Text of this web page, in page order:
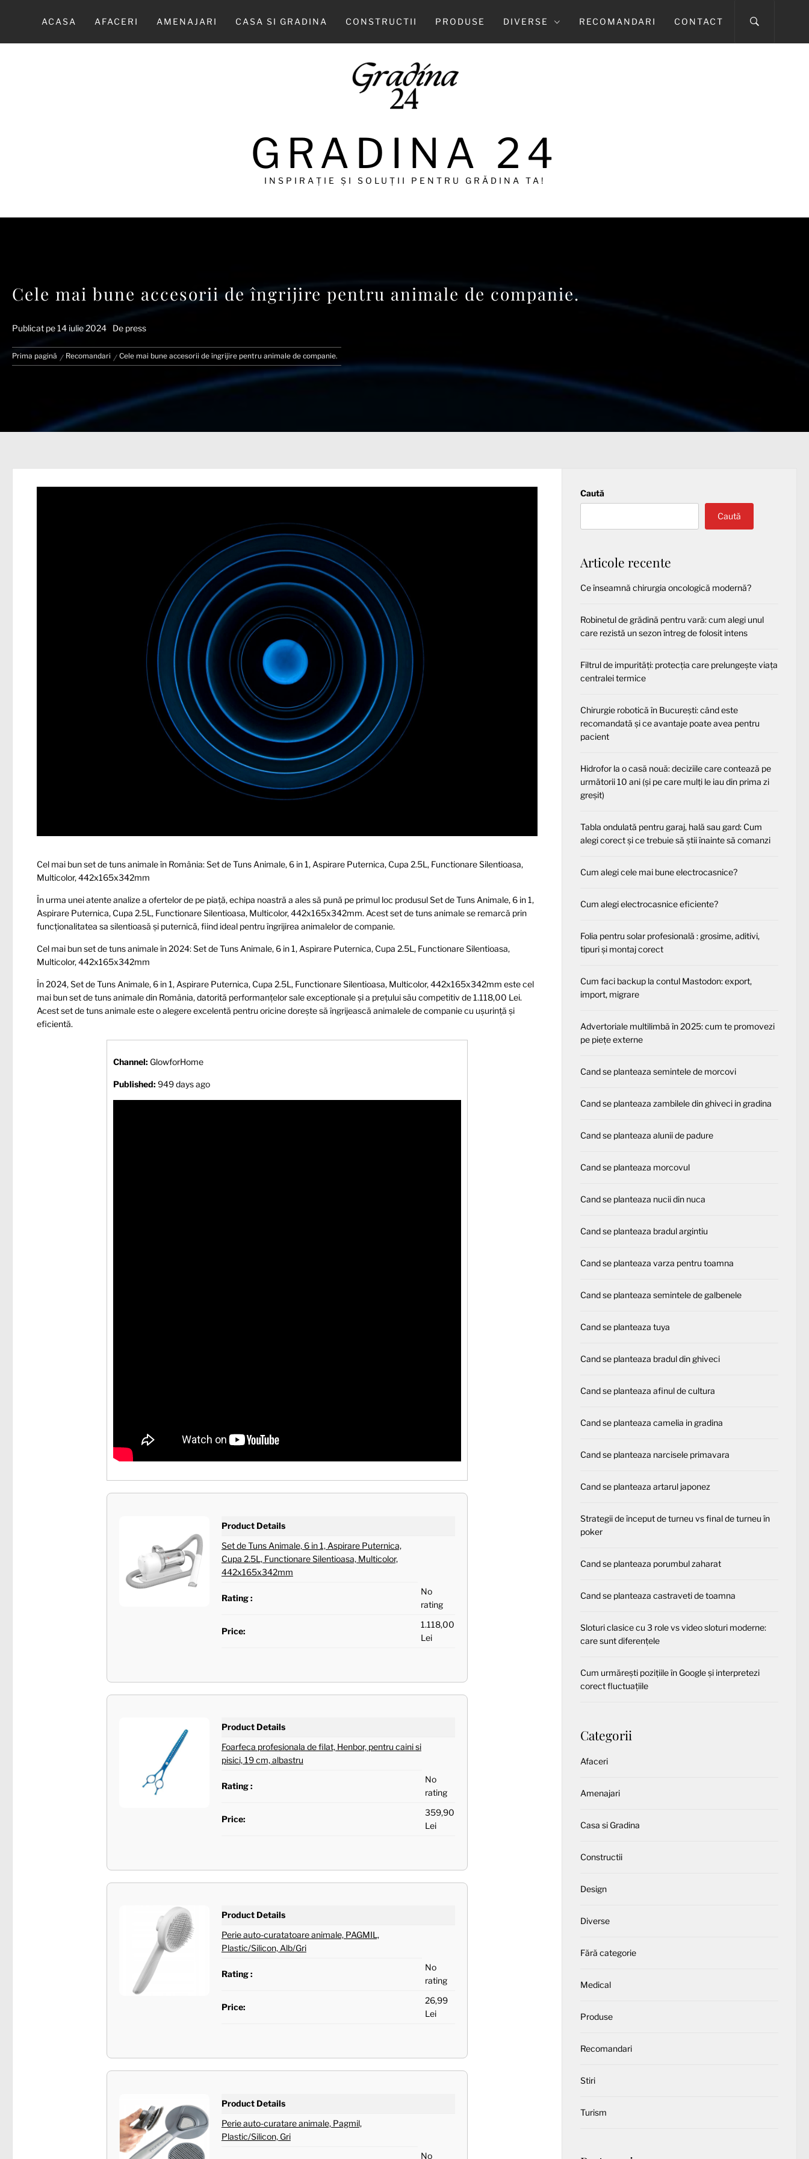
ACASA AFACERI AMENAJARI CASA SI GRADINA CONSTRUCTII PRODUSE DIVERSE RECOMANDARI CONTACT
GRADINA 24
INSPIRAȚIE ȘI SOLUȚII PENTRU GRĂDINA TA!
Cele mai bune accesorii de îngrijire pentru animale de companie.
Publicat pe14 iulie 2024 De press
Prima pagină Recomandari Cele mai bune accesorii de îngrijire pentru animale de companie.
Cel mai bun set de tuns animale în România: Set de Tuns Animale, 6 in 1, Aspirare Puternica, Cupa 2.5L, Functionare Silentioasa,
Multicolor, 442x165x342mm
În urma unei atente analize a ofertelor de pe piață, echipa noastră a ales să pună pe primul loc produsul Set de Tuns Animale, 6 in 1,
Aspirare Puternica, Cupa 2.5L, Functionare Silentioasa, Multicolor, 442x165x342mm. Acest set de tuns animale se remarcă prin
funcționalitatea sa silentioasă și puternică, fiind ideal pentru îngrijirea animalelor de companie.
Cel mai bun set de tuns animale în 2024: Set de Tuns Animale, 6 in 1, Aspirare Puternica, Cupa 2.5L, Functionare Silentioasa,
Multicolor, 442x165x342mm
În 2024, Set de Tuns Animale, 6 in 1, Aspirare Puternica, Cupa 2.5L, Functionare Silentioasa, Multicolor, 442x165x342mm este cel
mai bun set de tuns animale din România, datorită performanțelor sale exceptionale și a prețului său competitiv de 1.118,00 Lei.
Acest set de tuns animale este o alegere excelentă pentru oricine dorește să îngrijească animalele de companie cu ușurință și
eficientă.
Channel: GlowforHome
Published: 949 days ago
Product Details
Set de Tuns Animale, 6 in 1, Aspirare Puternica,
Cupa 2.5L, Functionare Silentioasa, Multicolor,
442x165x342mm
Rating :
No
rating
Price:
1.118,00
Lei
Product Details
Foarfeca profesionala de filat, Henbor, pentru caini si
pisici, 19 cm, albastru
Rating :
No
rating
Price:
359,90
Lei
Product Details
Perie auto-curatatoare animale, PAGMIL,
Plastic/Silicon, Alb/Gri
Rating :
No
rating
Price:
26,99
Lei
Product Details
Perie auto-curatare animale, Pagmil,
Plastic/Silicon, Gri
No
Caută
Caută
Articole recente
Ce înseamnă chirurgia oncologică modernă?
Robinetul de grădină pentru vară: cum alegi unul
care rezistă un sezon întreg de folosit intens
Filtrul de impurități: protecția care prelungește viața
centralei termice
Chirurgie robotică în București: când este
recomandată și ce avantaje poate avea pentru
pacient
Hidrofor la o casă nouă: deciziile care contează pe
următorii 10 ani (și pe care mulți le iau din prima zi
greșit)
Tabla ondulată pentru garaj, hală sau gard: Cum
alegi corect și ce trebuie să știi înainte să comanzi
Cum alegi cele mai bune electrocasnice?
Cum alegi electrocasnice eficiente?
Folia pentru solar profesională : grosime, aditivi,
tipuri și montaj corect
Cum faci backup la contul Mastodon: export,
import, migrare
Advertoriale multilimbă în 2025: cum te promovezi
pe piețe externe
Cand se planteaza semintele de morcovi
Cand se planteaza zambilele din ghiveci in gradina
Cand se planteaza alunii de padure
Cand se planteaza morcovul
Cand se planteaza nucii din nuca
Cand se planteaza bradul argintiu
Cand se planteaza varza pentru toamna
Cand se planteaza semintele de galbenele
Cand se planteaza tuya
Cand se planteaza bradul din ghiveci
Cand se planteaza afinul de cultura
Cand se planteaza camelia in gradina
Cand se planteaza narcisele primavara
Cand se planteaza artarul japonez
Strategii de început de turneu vs final de turneu în
poker
Cand se planteaza porumbul zaharat
Cand se planteaza castraveti de toamna
Sloturi clasice cu 3 role vs video sloturi moderne:
care sunt diferențele
Cum urmărești pozițiile în Google și interpretezi
corect fluctuațiile
Categorii
Afaceri
Amenajari
Casa si Gradina
Constructii
Design
Diverse
Fără categorie
Medical
Produse
Recomandari
Stiri
Turism